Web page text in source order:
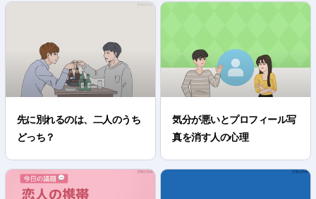
先に別れるのは、二人のうち
どっち？
気分が悪いとプロフィール写
真を消す人の心理